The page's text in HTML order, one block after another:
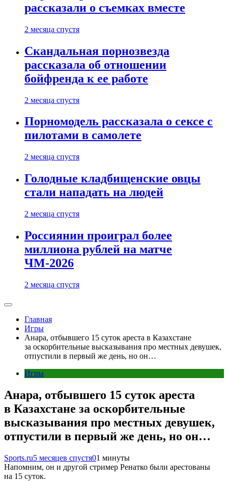
рассказали о съемках вместе
2 месяца спустя
Скандальная порнозвезда
рассказала об отношении
бойфренда к ее работе
2 месяца спустя
Порномодель рассказала о сексе с
пилотами в самолете
2 месяца спустя
Голодные кладбищенские овцы
стали нападать на людей
2 месяца спустя
Россиянин проиграл более
миллиона рублей на матче
ЧМ-2026
2 месяца спустя
Главная
Игры
Анара, отбывшего 15 суток ареста в Казахстане
за оскорбительные высказывания про местных девушек,
отпустили в первый же день, но он…
Игры
Анара, отбывшего 15 суток ареста
в Казахстане за оскорбительные
высказывания про местных девушек,
отпустили в первый же день, но он…
Sports.ru5 месяцев спустя01 минуты
Напомним, он и другой стример Ренатко были арестованы
на 15 суток.